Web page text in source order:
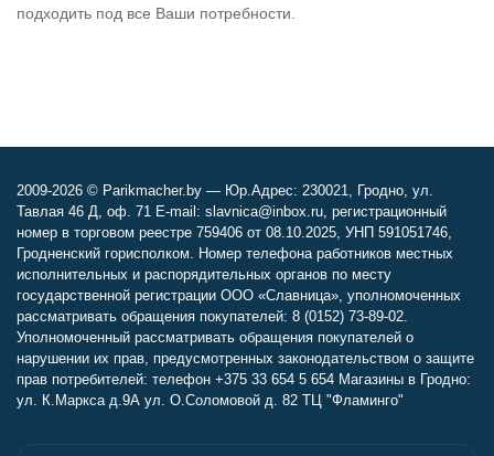
подходить под все Ваши потребности.
2009-2026 © Parikmacher.by — Юр.Адрес: 230021, Гродно, ул.
Тавлая 46 Д, оф. 71 E-mail: slavnica@inbox.ru, регистрационный
номер в торговом реестре 759406 от 08.10.2025, УНП 591051746,
Гродненский горисполком. Номер телефона работников местных
исполнительных и распорядительных органов по месту
государственной регистрации ООО «Славница», уполномоченных
рассматривать обращения покупателей: 8 (0152) 73-89-02.
Уполномоченный рассматривать обращения покупателей о
нарушении их прав, предусмотренных законодательством о защите
прав потребителей: телефон +375 33 654 5 654 Магазины в Гродно:
ул. К.Маркса д.9А ул. О.Соломовой д. 82 ТЦ "Фламинго"